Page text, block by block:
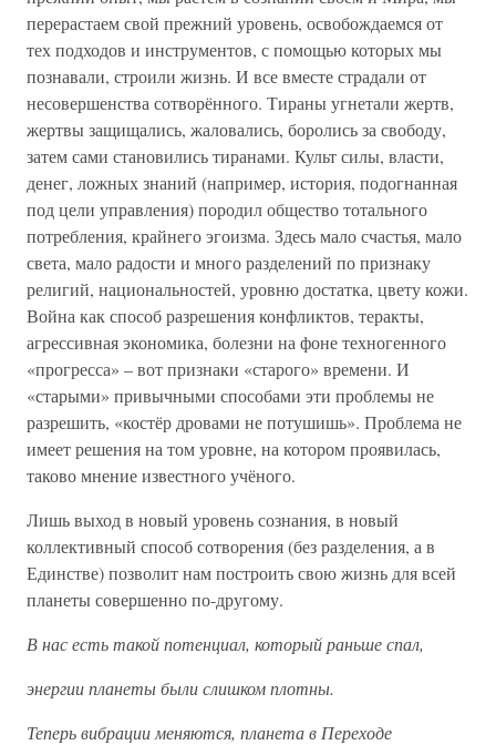
перерастаем свой прежний уровень, освобождаемся от
тех подходов и инструментов, с помощью которых мы
познавали, строили жизнь. И все вместе страдали от
несовершенства сотворённого. Тираны угнетали жертв,
жертвы защищались, жаловались, боролись за свободу,
затем сами становились тиранами. Культ силы, власти,
денег, ложных знаний (например, история, подогнанная
под цели управления) породил общество тотального
потребления, крайнего эгоизма. Здесь мало счастья, мало
света, мало радости и много разделений по признаку
религий, национальностей, уровню достатка, цвету кожи.
Война как способ разрешения конфликтов, теракты,
агрессивная экономика, болезни на фоне техногенного
«прогресса» – вот признаки «старого» времени. И
«старыми» привычными способами эти проблемы не
разрешить, «костёр дровами не потушишь». Проблема не
имеет решения на том уровне, на котором проявилась,
таково мнение известного учёного.
Лишь выход в новый уровень сознания, в новый
коллективный способ сотворения (без разделения, а в
Единстве) позволит нам построить свою жизнь для всей
планеты совершенно по-другому.
В нас есть такой потенциал, который раньше спал,
энергии планеты были слишком плотны.
Теперь вибрации меняются, планета в Переходе